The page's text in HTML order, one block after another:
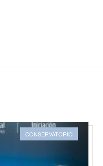
CONSERVATORIO